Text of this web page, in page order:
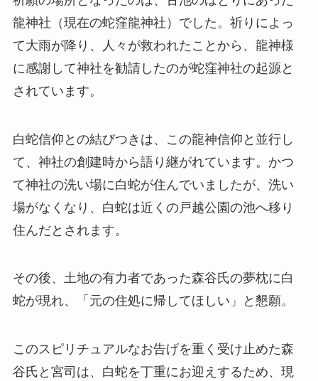
龍神社（現在の蛇窪龍神社）でした。祈りによっ
て大雨が降り、人々が救われたことから、龍神様
に感謝して神社を勧請したのが蛇窪神社の起源と
されています。
白蛇信仰との結びつきは、この龍神信仰と並行し
て、神社の創建時から語り継がれています。かつ
て神社の洗い場に白蛇が住んでいましたが、洗い
場がなくなり、白蛇は近くの戸越公園の池へ移り
住んだとされます。
その後、土地の有力者であった森谷氏の夢枕に白
蛇が現れ、「元の住処に帰してほしい」と懇願。
このスピリチュアルなお告げを重く受け止めた森
谷氏と宮司は、白蛇を丁重にお迎えするため、現